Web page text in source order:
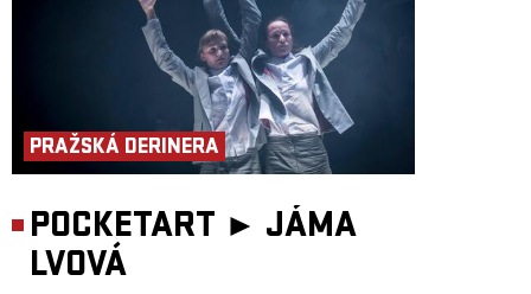
PRAŽSKÁ DERINERA
POCKETART ► JÁMA
LVOVÁ